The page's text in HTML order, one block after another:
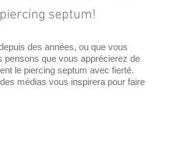
septum!
des années, ou que vous
que vous apprécierez de
le piercing septum avec fierté.
médias vous inspirera pour faire